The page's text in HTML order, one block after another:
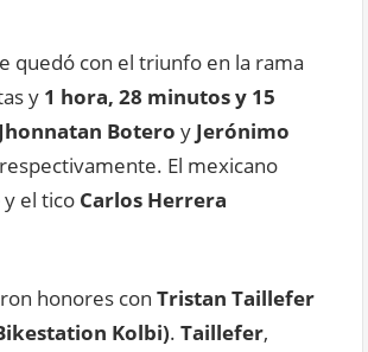
quedó con el triunfo en la rama
y 1 hora, 28 minutos y 15
Jhonnatan Botero y Jerónimo
respectivamente. El mexicano
y el tico Carlos Herrera
honores con Tristan Taillefer
Kolbi). Taillefer,